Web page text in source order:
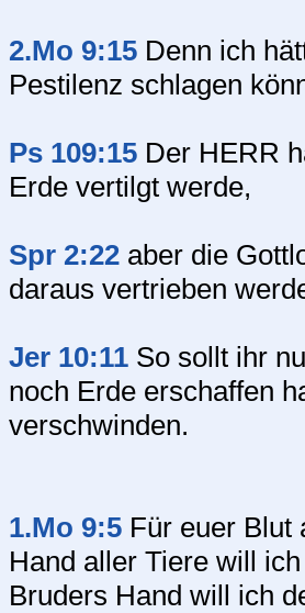
2.Mo 9:15 Denn ich
Pestilenz schlagen
Ps 109:15 Der HERR
Erde vertilgt werde,
Spr 2:22 aber die
daraus vertrieben
Jer 10:11 So sollt ihr
noch Erde erschaffen
verschwinden.
1.Mo 9:5 Für euer Blut
Hand aller Tiere will
Bruders Hand will ich